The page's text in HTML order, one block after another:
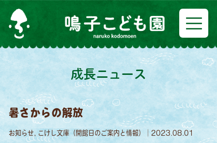
成長ニュース
暑さからの解放
お知らせ, こけし文庫（開館日のご案内と情報）｜2023.08.01